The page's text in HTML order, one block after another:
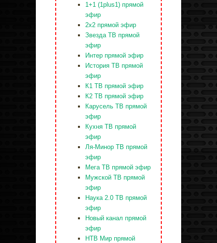
1+1 (1plus1) прямой
эфир
2x2 прямой эфир
Звезда ТВ прямой
эфир
Интер прямой эфир
История ТВ прямой
эфир
К1 ТВ прямой эфир
К2 ТВ прямой эфир
Карусель ТВ прямой
эфир
Кухня ТВ прямой
эфир
Ля-Минор ТВ прямой
эфир
Мега ТВ прямой эфир
Мужской ТВ прямой
эфир
Наука 2.0 ТВ прямой
эфир
Новый канал прямой
эфир
НТВ Мир прямой